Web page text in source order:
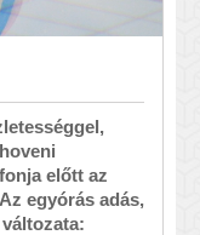
előtt az
egyórás adás,